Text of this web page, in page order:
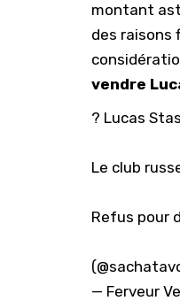
montant
des raisons
vendre
? Lucas
Le club
Refus pour
(
— Ferveur